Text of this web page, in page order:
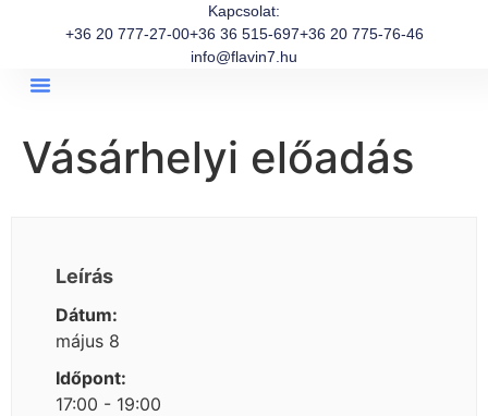
Kapcsolat:
+36 20 777-27-00+36 36 515-697+36 20 775-76-46
info@flavin7.hu
Vásárhelyi előadás
Leírás
Dátum:
május 8
Időpont:
17:00 - 19:00